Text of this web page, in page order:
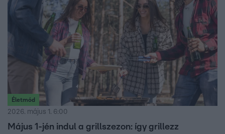
Életmód
2026. május 1. 6:00
Május 1-jén indul a grillszezon: így grillezz